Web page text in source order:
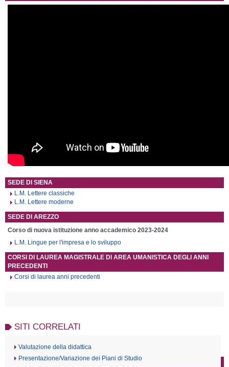
SEDE DI SIENA
L.M. Lettere classiche
L.M. Lettere moderne
SEDE DI AREZZO
Corso di nuova istituzione anno accademico 2023-2024
L.M. Lingue per l'impresa e lo sviluppo
CORSI DI LAUREA MAGISTRALE DI AREA UMANISTICA DEGLI ANNI
PRECEDENTI
Corsi di laurea anni precedenti
SITI CORRELATI
Valutazione della didattica
Presentazione/Variazione dei Piani di Studio